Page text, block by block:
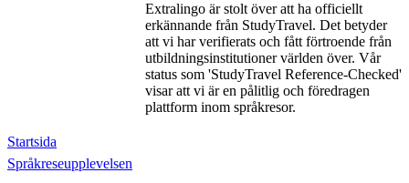
Extralingo är stolt över att ha officiellt
erkännande från StudyTravel. Det betyder
att vi har verifierats och fått förtroende från
utbildningsinstitutioner världen över. Vår
status som 'StudyTravel Reference-Checked'
visar att vi är en pålitlig och föredragen
plattform inom språkresor.
Startsida
Språkreseupplevelsen